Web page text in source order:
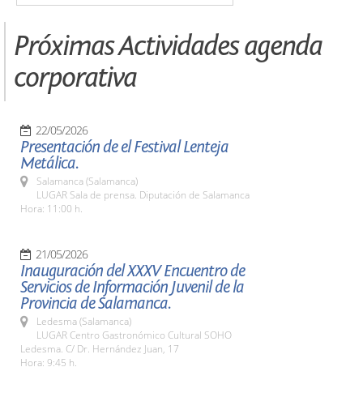
Próximas Actividades agenda
corporativa
22/05/2026
Presentación de el Festival Lenteja
Metálica.
Salamanca (Salamanca)
LUGAR Sala de prensa. Diputación de Salamanca
Hora: 11:00 h.
21/05/2026
Inauguración del XXXV Encuentro de
Servicios de Información Juvenil de la
Provincia de Salamanca.
Ledesma (Salamanca)
LUGAR Centro Gastronómico Cultural SOHO
Ledesma. C/ Dr. Hernández Juan, 17
Hora: 9:45 h.